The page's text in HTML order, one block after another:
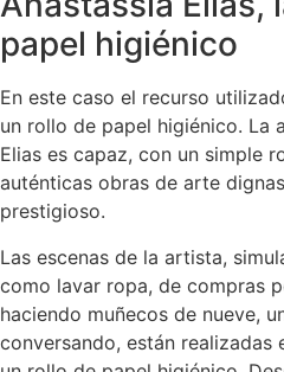
papel higiénico
En este caso el recurso
un rollo de papel higiénico. La
Elias es capaz, con un simple
auténticas obras de arte
prestigioso.
Las escenas de la artista,
como lavar ropa, de compras
haciendo muñecos de nueve,
conversando, están